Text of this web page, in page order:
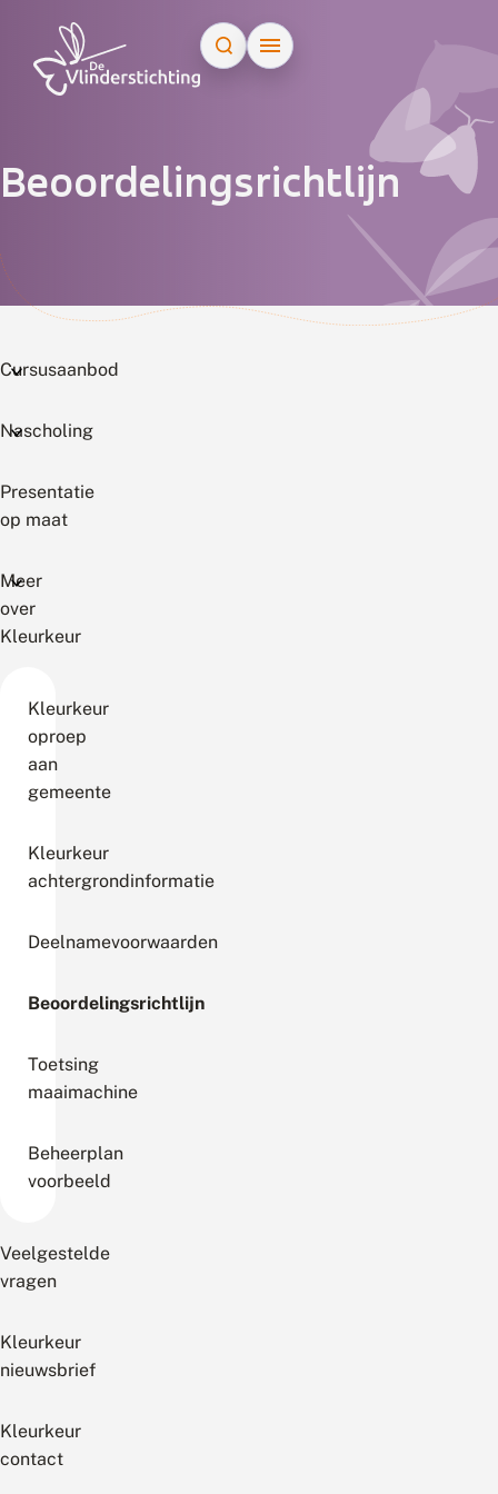
Beoordelingsrichtlijn
Cursusaanbod
Nascholing
Presentatie
op maat
Meer
over
Kleurkeur
Kleurkeur
oproep
aan
gemeente
Kleurkeur
achtergrondinformatie
Deelnamevoorwaarden
Beoordelingsrichtlijn
Toetsing
maaimachine
Beheerplan
voorbeeld
Veelgestelde
vragen
Kleurkeur
nieuwsbrief
Kleurkeur
contact